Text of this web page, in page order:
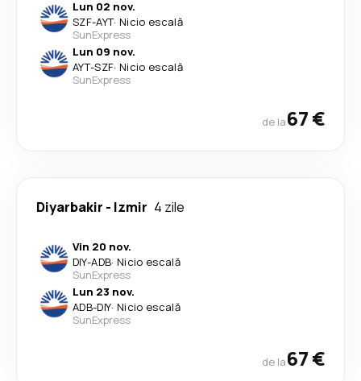
Lun 02 nov.
SZF-AYT· Nicio escală
SunExpress
Lun 09 nov.
AYT-SZF· Nicio escală
SunExpress
de la67 €
Diyarbakir - Izmir 4 zile
Vin 20 nov.
DIY-ADB· Nicio escală
SunExpress
Lun 23 nov.
ADB-DIY· Nicio escală
SunExpress
de la67 €